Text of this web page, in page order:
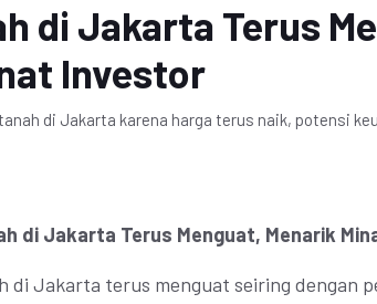
di Jakarta Terus
Investor
di Jakarta karena harga terus naik, potensi
di Jakarta Terus Menguat, Menarik
di Jakarta terus menguat seiring dengan